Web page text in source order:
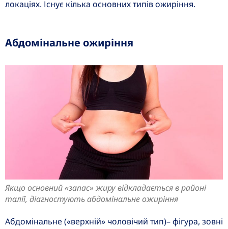
локаціях. Існує кілька основних типів ожиріння.
Абдомінальне ожиріння
Якщо основний «запас» жиру відкладається в районі
талії, діагностують абдомінальне ожиріння
Абдомінальне («верхній» чоловічий тип)– фігура, зовні